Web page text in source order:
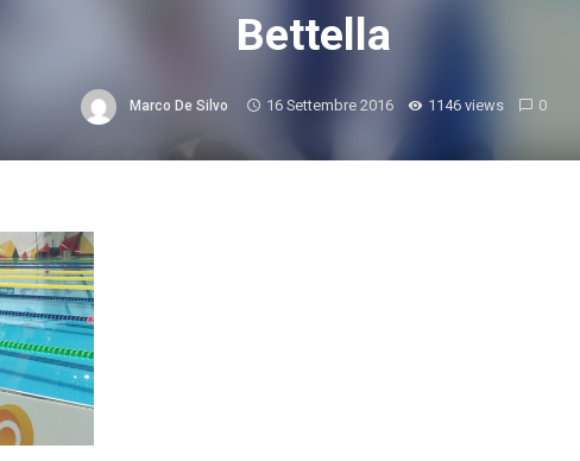
Bettella
Marco De Silvo 16 Settembre 2016 1146 views 0